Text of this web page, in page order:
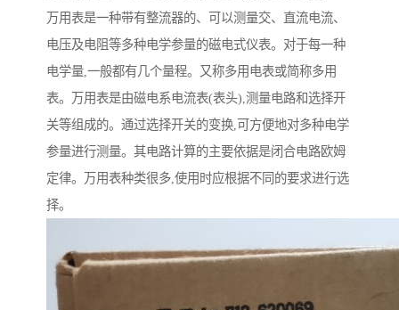
万用表是一种带有整流器的、可以测量交、直流电流、
电压及电阻等多种电学参量的磁电式仪表。对于每一种
电学量,一般都有几个量程。又称多用电表或简称多用
表。万用表是由磁电系电流表(表头),测量电路和选择开
关等组成的。通过选择开关的变换,可方便地对多种电学
参量进行测量。其电路计算的主要依据是闭合电路欧姆
定律。万用表种类很多,使用时应根据不同的要求进行选
择。